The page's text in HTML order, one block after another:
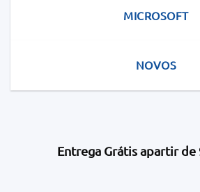
MICROSOFT
NOVOS
Entrega Grátis apartir de